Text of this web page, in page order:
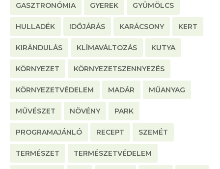
GASZTRONÓMIA GYEREK GYÜMÖLCS
HULLADÉK IDŐJÁRÁS KARÁCSONY KERT
KIRÁNDULÁS KLÍMAVÁLTOZÁS KUTYA
KÖRNYEZET KÖRNYEZETSZENNYEZÉS
KÖRNYEZETVÉDELEM MADÁR MŰANYAG
MŰVÉSZET NÖVÉNY PARK
PROGRAMAJÁNLÓ RECEPT SZEMÉT
TERMÉSZET TERMÉSZETVÉDELEM